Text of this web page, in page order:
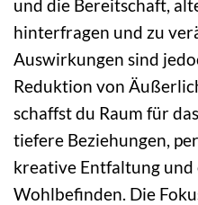
und die Bereitschaft,
hinterfragen und zu
Auswirkungen sind
Reduktion von
schaffst du Raum für
tiefere Beziehungen,
kreative Entfaltung und
Wohlbefinden. Die